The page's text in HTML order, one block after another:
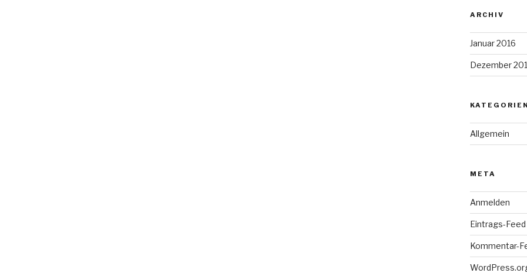
ARCHIV
Januar 2016
Dezember
KATEGORIEN
Allgemein
META
Anmelden
Eintrags-Feed
Kommentar-